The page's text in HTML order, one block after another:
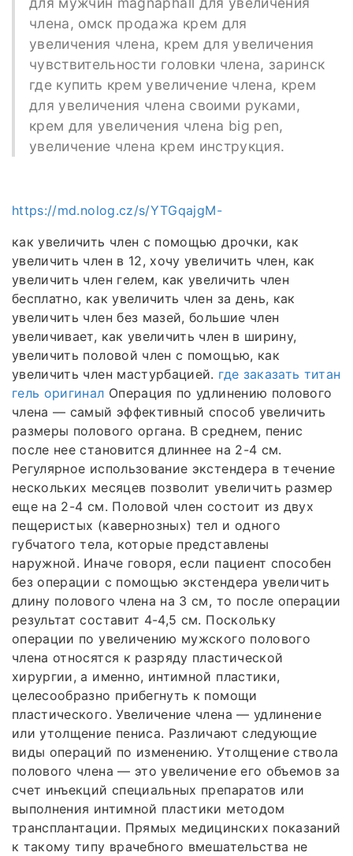
члена, омск продажа крем для
увеличения члена, крем для увеличения
чувствительности головки члена, заринск
где купить крем увеличение члена, крем
для увеличения члена своими руками,
крем для увеличения члена big pen,
увеличение члена крем инструкция.
https://md.nolog.cz/s/YTGqajgM-
как увеличить член с помощью дрочки, как
увеличить член в 12, хочу увеличить член, как
увеличить член гелем, как увеличить член
бесплатно, как увеличить член за день, как
увеличить член без мазей, большие член
увеличивает, как увеличить член в ширину,
увеличить половой член с помощью, как
увеличить член мастурбацией. где заказать титан
гель оригинал Операция по удлинению полового
члена — самый эффективный способ увеличить
размеры полового органа. В среднем, пенис
после нее становится длиннее на 2-4 см.
Регулярное использование экстендера в течение
нескольких месяцев позволит увеличить размер
еще на 2-4 см. Половой член состоит из двух
пещеристых (кавернозных) тел и одного
губчатого тела, которые представлены
наружной. Иначе говоря, если пациент способен
без операции с помощью экстендера увеличить
длину полового члена на 3 см, то после операции
результат составит 4-4,5 см. Поскольку
операции по увеличению мужского полового
члена относятся к разряду пластической
хирургии, а именно, интимной пластики,
целесообразно прибегнуть к помощи
пластического. Увеличение члена — удлинение
или утолщение пениса. Различают следующие
виды операций по изменению. Утолщение ствола
полового члена — это увеличение его объемов за
счет инъекций специальных препаратов или
выполнения интимной пластики методом
трансплантации. Прямых медицинских показаний
к такому типу врачебного вмешательства не